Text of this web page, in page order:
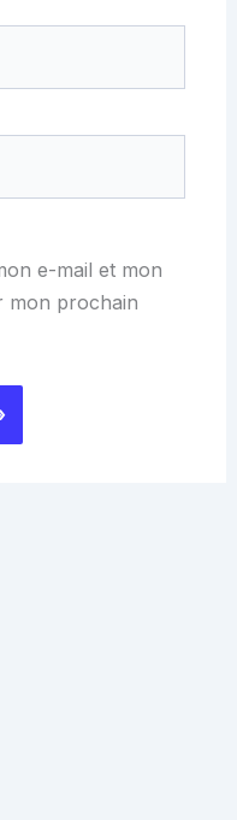
e-mail et mon
mon prochain